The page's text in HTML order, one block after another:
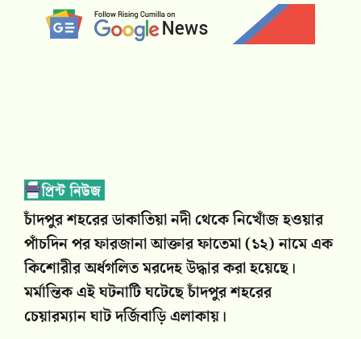
চাঁদপুর শহরের ডাকাতিয়া নদী থেকে নিখোঁজ হওয়ার
পাঁচদিন পর ফারজানা আক্তার ফাতেমা (১২) নামে এক
কিশোরীর অর্ধগলিত মরদেহ উদ্ধার করা হয়েছে।
মর্মান্তিক এই ঘটনাটি ঘটেছে চাঁদপুর শহরের
চেয়ারম্যান ঘাট দর্জিবাড়ি এলাকায়।